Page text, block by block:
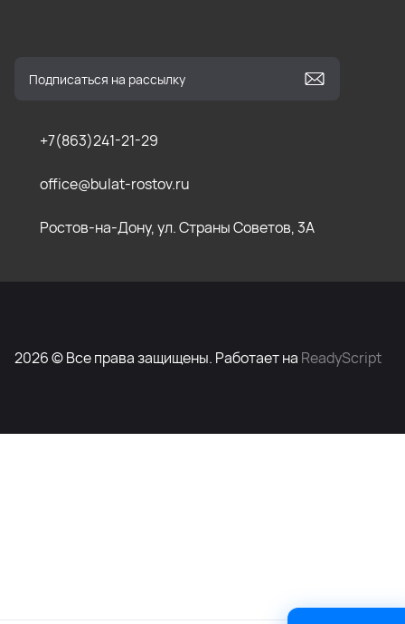
+7(863)241-21-29
office@bulat-rostov.ru
Ростов-на-Дону, ул. Страны Советов, 3А
2026 © Все права защищены. Работает на ReadyScript